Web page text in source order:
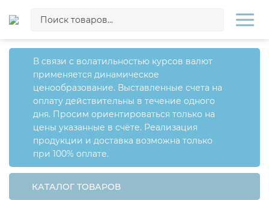
В связи с волатильностью курсов валют
применяется динамическое
ценообразование. Выставленные счета на
оплату действительны в течение одного
дня. Просим ориентироваться только на
цены указанные в счёте. Реализация
продукции и доставка возможна только
при 100% оплате.
КАТАЛОГ ТОВАРОВ